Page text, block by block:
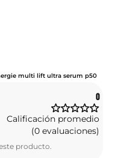
multi lift ultra serum p50
0
Calificación promedio
(0 evaluaciones)
producto.